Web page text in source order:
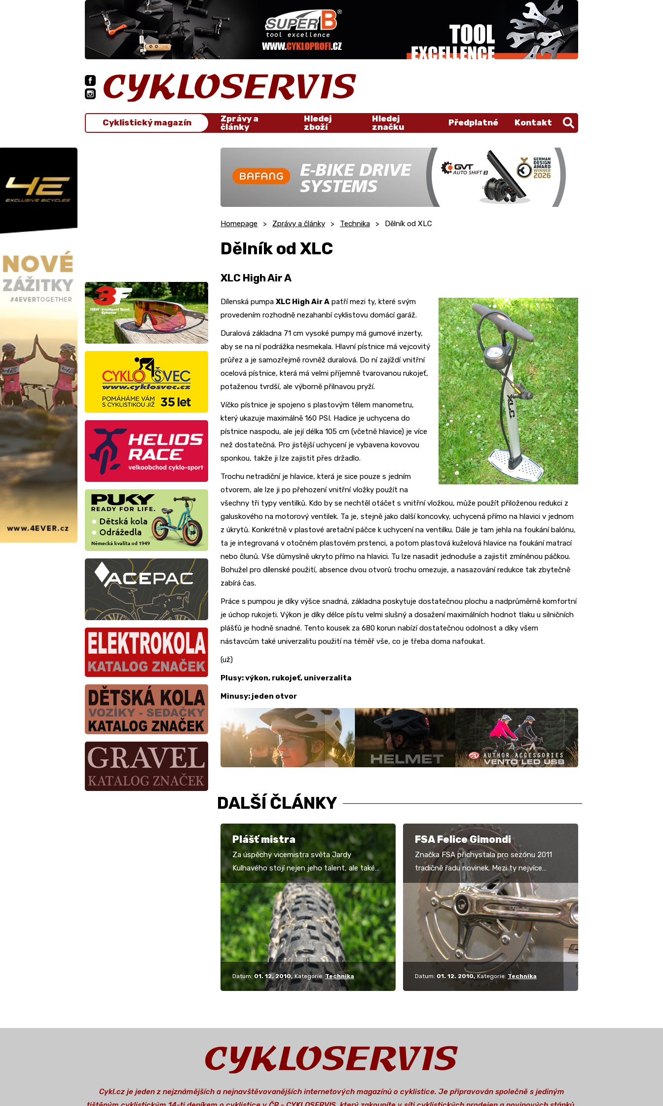
Cyklistický magazín
Zprávy a
články
Hledej
zboží
Hledej
značku
Předplatné Kontakt
Homepage Zprávy a články Technika Dělník od XLC
Dělník od XLC
XLC High Air A
Dílenská pumpa XLC High Air A patří mezi ty, které svým
provedením rozhodně nezahanbí cyklistovu domácí garáž.
Duralová základna 71 cm vysoké pumpy má gumové inzerty,
aby se na ní podrážka nesmekala. Hlavní pístnice má vejcovitý
průřez a je samozřejmě rovněž duralová. Do ní zajíždí vnitřní
ocelová pístnice, která má velmi příjemně tvarovanou rukojeť,
potaženou tvrdší, ale výborně přilnavou pryží.
Víčko pístnice je spojeno s plastovým tělem manometru,
který ukazuje maximálně 160 PSI. Hadice je uchycena do
pístnice naspodu, ale její délka 105 cm (včetně hlavice) je více
než dostatečná. Pro jistější uchycení je vybavena kovovou
sponkou, takže ji lze zajistit přes držadlo.
Trochu netradiční je hlavice, která je sice pouze s jedním
otvorem, ale lze ji po přehození vnitřní vložky použít na
všechny tři typy ventilků. Kdo by se nechtěl otáčet s vnitřní vložkou, může použít přiloženou redukci z
galuskového na motorový ventilek. Ta je, stejně jako další koncovky, uchycená přímo na hlavici v jednom
z úkrytů. Konkrétně v plastové aretační páčce k uchycení na ventilku. Dále je tam jehla na foukání balónu,
ta je integrovaná v otočném plastovém prstenci, a potom plastová kuželová hlavice na foukání matrací
nebo člunů. Vše důmyslně ukryto přímo na hlavici. Tu lze nasadit jednoduše a zajistit zmíněnou páčkou.
Bohužel pro dílenské použití, absence dvou otvorů trochu omezuje, a nasazování redukce tak zbytečně
zabírá čas.
Práce s pumpou je díky výšce snadná, základna poskytuje dostatečnou plochu a nadprůměrně komfortní
je úchop rukojeti. Výkon je díky délce pístu velmi slušný a dosažení maximálních hodnot tlaku u silničních
plášťů je hodně snadné. Tento kousek za 680 korun nabízí dostatečnou odolnost a díky všem
nástavcům také univerzalitu použití na téměř vše, co je třeba doma nafoukat.
(už)
Plusy: výkon, rukojeť, univerzalita
Minusy: jeden otvor
DALŠÍ ČLÁNKY
Plášť mistra
Za úspěchy vicemistra světa Jardy
Kulhavého stojí nejen jeho talent, ale také
materiální vybavení. Jarda jezdí na pláštích
domácí značky…
Datum: 01. 12. 2010 Kategorie: Technika
FSA Felice Gimondi
Značka FSA přichystala pro sezónu 2011
tradičně řadu novinek. Mezi ty nejvíce
„retro“ patří silniční kliky Felice Gimondi,
pojmenované po…
Datum: 01. 12. 2010 Kategorie: Technika
Cykl.cz je jeden z nejznámějších a nejnavštěvovanějších internetových magazínů o cyklistice. Je připravován společně s jediným